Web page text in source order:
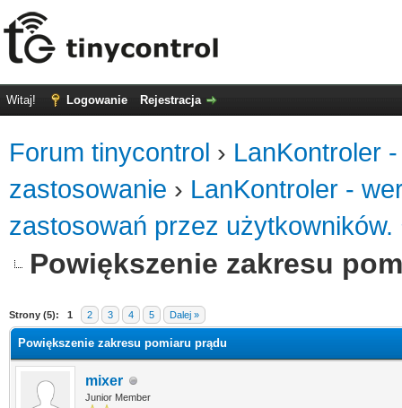
Witaj! Logowanie Rejestracja
Forum tinycontrol › LanKontroler
zastosowanie › LanKontroler -
zastosowań przez użytkowników.
Powiększenie zakresu
Strony (5): 1 2 3 4 5 Dalej »
Powiększenie zakresu pomiaru prądu
mixer
Junior Member